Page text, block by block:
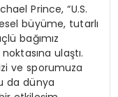
Prince, “U.S.
büyüme, tutarlı
lübağımız
ına ulaştı.
ve sporumuza
da dünya